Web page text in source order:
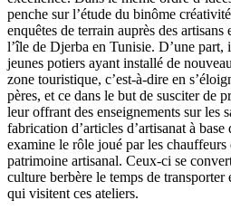
penche sur l’étude du binôme
enquêtes de terrain auprès des
l’île de Djerba en Tunisie. D’une part,
jeunes potiers ayant installé de
zone touristique, c’est-à-dire en
pères, et ce dans le but de susciter de
leur offrant des enseignements sur les
fabrication d’articles d’artisanat à
examine le rôle joué par les
patrimoine artisanal. Ceux-ci se
culture berbère le temps de transporter
qui visitent ces ateliers.